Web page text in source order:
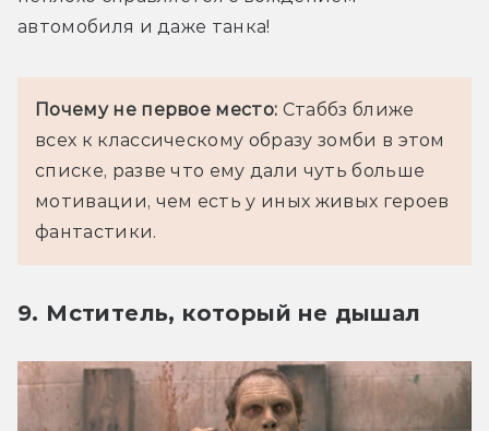
автомобиля и даже танка!
Почему не первое место: Стаббз ближе
всех к классическому образу зомби в этом
списке, разве что ему дали чуть больше
мотивации, чем есть у иных живых героев
фантастики.
9. Мститель, который не дышал